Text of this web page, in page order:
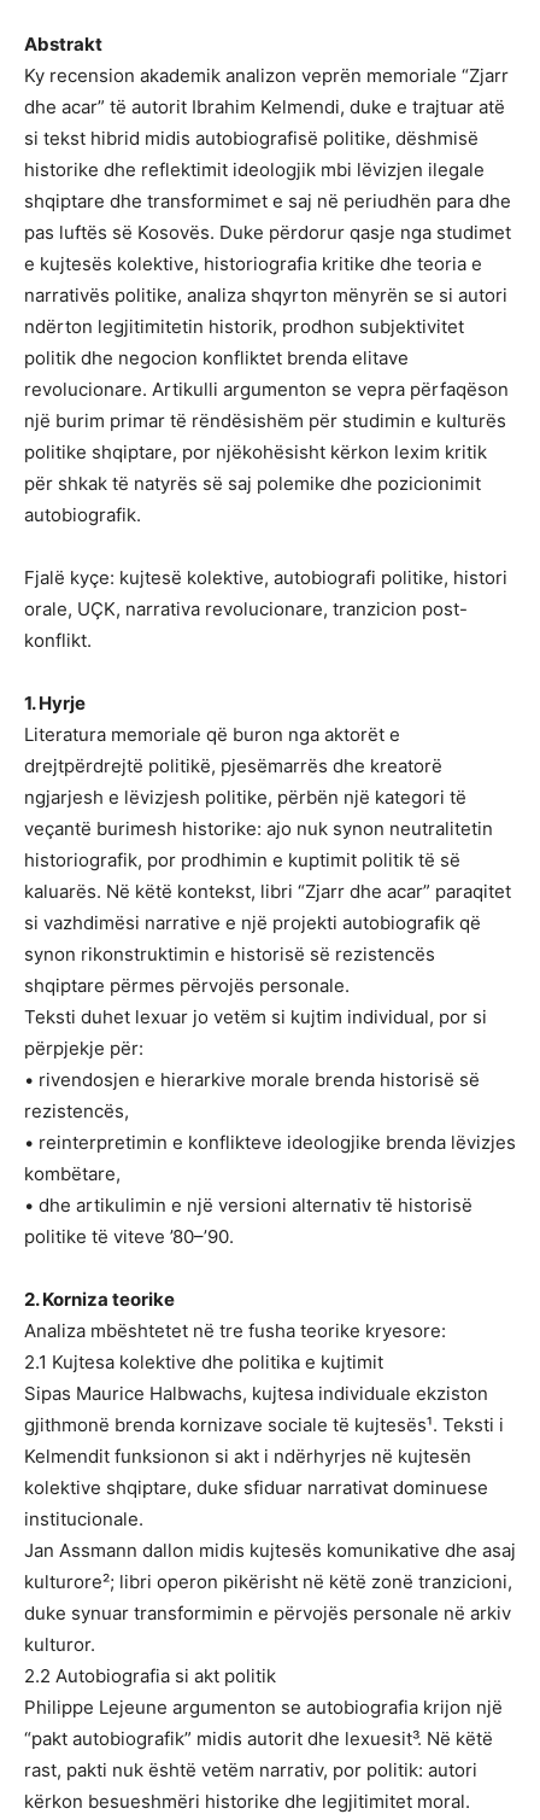
Abstrakt
Ky recension akademik analizon veprën memoriale “Zjarr
dhe acar” të autorit Ibrahim Kelmendi, duke e trajtuar atë
si tekst hibrid midis autobiografisë politike, dëshmisë
historike dhe reflektimit ideologjik mbi lëvizjen ilegale
shqiptare dhe transformimet e saj në periudhën para dhe
pas luftës së Kosovës. Duke përdorur qasje nga studimet
e kujtesës kolektive, historiografia kritike dhe teoria e
narrativës politike, analiza shqyrton mënyrën se si autori
ndërton legjitimitetin historik, prodhon subjektivitet
politik dhe negocion konfliktet brenda elitave
revolucionare. Artikulli argumenton se vepra përfaqëson
një burim primar të rëndësishëm për studimin e kulturës
politike shqiptare, por njëkohësisht kërkon lexim kritik
për shkak të natyrës së saj polemike dhe pozicionimit
autobiografik.
Fjalë kyçe: kujtesë kolektive, autobiografi politike, histori
orale, UÇK, narrativa revolucionare, tranzicion post-
konflikt.
1. Hyrje
Literatura memoriale që buron nga aktorët e
drejtpërdrejtë politikë, pjesëmarrës dhe kreatorë
ngjarjesh e lëvizjesh politike, përbën një kategori të
veçantë burimesh historike: ajo nuk synon neutralitetin
historiografik, por prodhimin e kuptimit politik të së
kaluarës. Në këtë kontekst, libri “Zjarr dhe acar” paraqitet
si vazhdimësi narrative e një projekti autobiografik që
synon rikonstruktimin e historisë së rezistencës
shqiptare përmes përvojës personale.
Teksti duhet lexuar jo vetëm si kujtim individual, por si
përpjekje për:
• rivendosjen e hierarkive morale brenda historisë së
rezistencës,
• reinterpretimin e konflikteve ideologjike brenda lëvizjes
kombëtare,
• dhe artikulimin e një versioni alternativ të historisë
politike të viteve ’80–’90.
2. Korniza teorike
Analiza mbështetet në tre fusha teorike kryesore:
2.1 Kujtesa kolektive dhe politika e kujtimit
Sipas Maurice Halbwachs, kujtesa individuale ekziston
gjithmonë brenda kornizave sociale të kujtesës¹. Teksti i
Kelmendit funksionon si akt i ndërhyrjes në kujtesën
kolektive shqiptare, duke sfiduar narrativat dominuese
institucionale.
Jan Assmann dallon midis kujtesës komunikative dhe asaj
kulturore²; libri operon pikërisht në këtë zonë tranzicioni,
duke synuar transformimin e përvojës personale në arkiv
kulturor.
2.2 Autobiografia si akt politik
Philippe Lejeune argumenton se autobiografia krijon një
“pakt autobiografik” midis autorit dhe lexuesit³. Në këtë
rast, pakti nuk është vetëm narrativ, por politik: autori
kërkon besueshmëri historike dhe legjitimitet moral.